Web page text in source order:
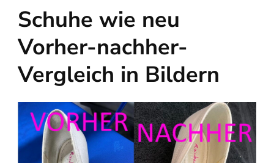
Schuhe wie neu
Vorher-nachher-
Vergleich in Bildern